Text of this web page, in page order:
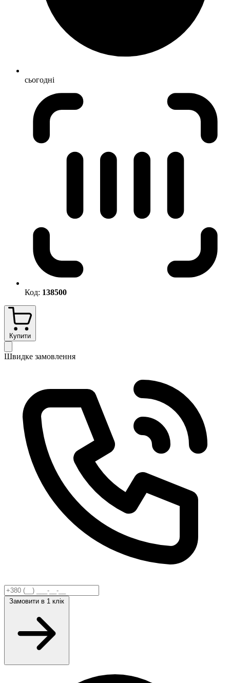
сьогодні
Код: 138500
Купити
Швидке замовлення
Замовити в 1 клік